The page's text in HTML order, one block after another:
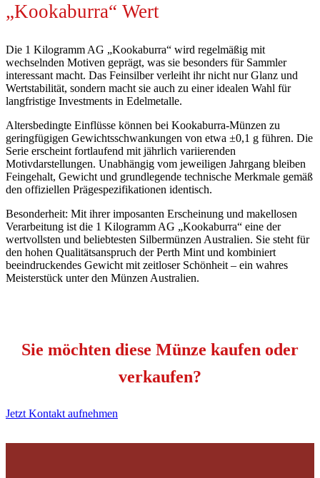
„Kookaburra“ Wert
Die 1 Kilogramm AG „Kookaburra“ wird regelmäßig mit
wechselnden Motiven geprägt, was sie besonders für Sammler
interessant macht. Das Feinsilber verleiht ihr nicht nur Glanz und
Wertstabilität, sondern macht sie auch zu einer idealen Wahl für
langfristige Investments in Edelmetalle.
Altersbedingte Einflüsse können bei Kookaburra-Münzen zu
geringfügigen Gewichtsschwankungen von etwa ±0,1 g führen. Die
Serie erscheint fortlaufend mit jährlich variierenden
Motivdarstellungen. Unabhängig vom jeweiligen Jahrgang bleiben
Feingehalt, Gewicht und grundlegende technische Merkmale gemäß
den offiziellen Prägespezifikationen identisch.
Besonderheit: Mit ihrer imposanten Erscheinung und makellosen
Verarbeitung ist die 1 Kilogramm AG „Kookaburra“ eine der
wertvollsten und beliebtesten Silbermünzen Australien. Sie steht für
den hohen Qualitätsanspruch der Perth Mint und kombiniert
beeindruckendes Gewicht mit zeitloser Schönheit – ein wahres
Meisterstück unter den Münzen Australien.
Sie möchten diese Münze kaufen oder
verkaufen?
Jetzt Kontakt aufnehmen